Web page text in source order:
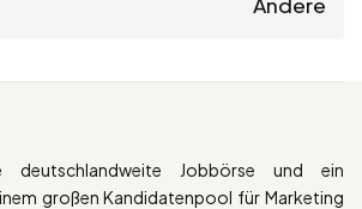
Jobbörse und ein
großen Kandidatenpool für Marketing